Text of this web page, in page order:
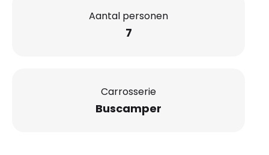
Aantal personen
7
Carrosserie
Buscamper